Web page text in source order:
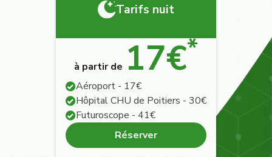
Tarifs nuit
à partir de 17€*
Aéroport - 17€
Hôpital CHU de Poitiers - 30€
Futuroscope - 41€
Réserver